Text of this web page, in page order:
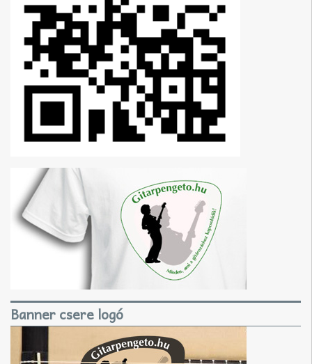
Banner csere logó